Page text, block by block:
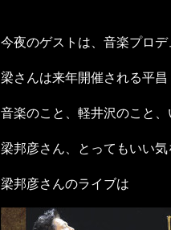
今夜のゲストは、音楽プロ
梁さんは来年開催される平
音楽のこと、軽井沢のこと、
梁邦彦さん、とってもいい気
梁邦彦さんのライブは